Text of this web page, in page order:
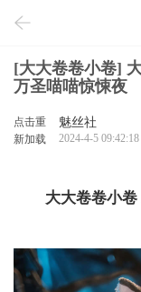
[大大卷卷小卷]
万圣喵喵惊悚夜
点击重
新加载
魅丝社
2024-4-5 09:42:18
大大卷卷小